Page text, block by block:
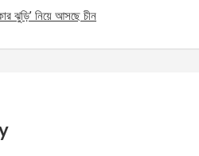
ঝুড়ি’ নিয়ে আসছে চীন